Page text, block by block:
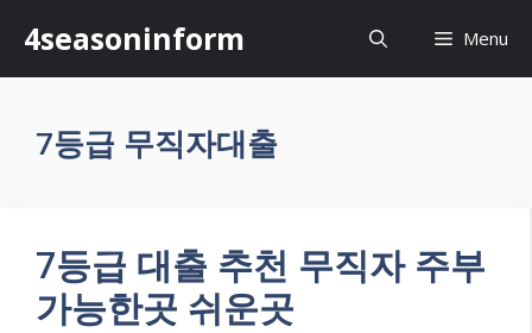
content
4seasoninform Menu
7등급 무직자대출
7등급 대출 추천 무직자 주부
가능한곳 쉬운곳